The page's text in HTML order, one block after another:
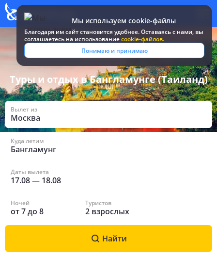
Мы используем cookie-файлы
Благодаря им сайт становится удобнее. Оставаясь c нами, вы
соглашаетесь на использованиеcookie-файлов.
Понимаю и принимаю
Все туры и путевки / Таиланд / в Бангламунге
Туры и отдых в Бангламунге (Таиланд)
Вылет из
Москва
Куда летим
Бангламунг
Даты вылета
17.08— 18.08
Ночей
от7до 8
Туристов
2 взрослых
Найти